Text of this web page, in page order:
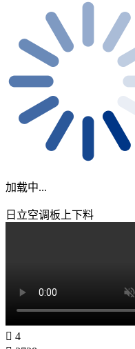
加载中...
日立空调板上下料
4